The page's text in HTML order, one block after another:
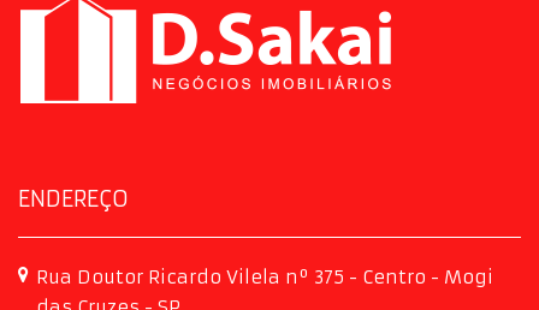
ENDEREÇO
Rua Doutor Ricardo Vilela nº 375 - Centro - Mogi